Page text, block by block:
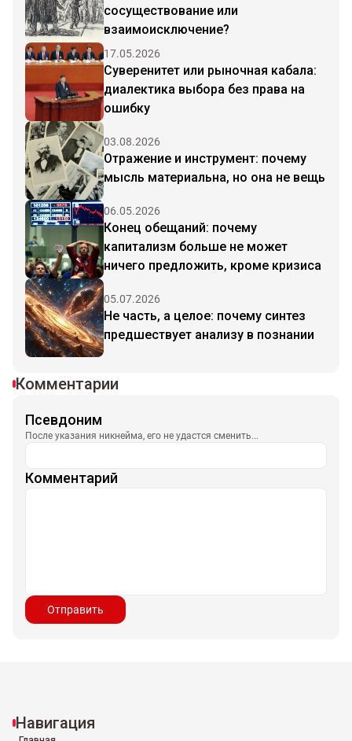
сосуществование или
взаимоисключение?
17.05.2026
Суверенитет или рыночная кабала:
диалектика выбора без права на
ошибку
03.08.2026
Отражение и инструмент: почему
мысль материальна, но она не вещь
06.05.2026
Конец обещаний: почему
капитализм больше не может
ничего предложить, кроме кризиса
05.07.2026
Не часть, а целое: почему синтез
предшествует анализу в познании
Комментарии
Псевдоним
После указания никнейма, его не удастся сменить...
Комментарий
Отправить
Навигация